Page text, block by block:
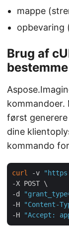
mappe
opbevaring
Brug af
først
dine
kommando
curl -v
-X POST \
-d
-H
"Content-
-H
"Accept: